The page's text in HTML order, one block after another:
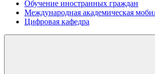
Обучение иностранных граждан
Международная академическая
Цифровая кафедра